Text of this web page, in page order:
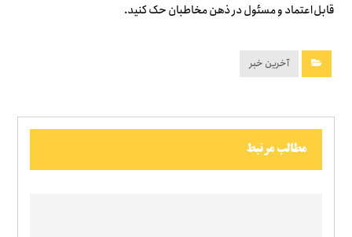
قابل‌اعتماد و مسئول در ذهن مخاطبان حک کنید.
آخرین خبر
مطالب مرتبط